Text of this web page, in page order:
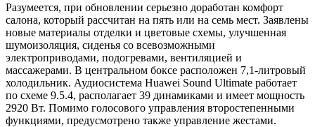
Разумеется, при обновлении серьезно доработан комфорт
салона, который рассчитан на пять или на семь мест. Заявлены
новые материалы отделки и цветовые схемы, улучшенная
шумоизоляция, сиденья со всевозможными
электроприводами, подогревами, вентиляцией и
массажерами. В центральном боксе расположен 7,1-литровый
холодильник. Аудиосистема Huawei Sound Ultimate работает
по схеме 9.5.4, располагает 39 динамиками и имеет мощность
2920 Вт. Помимо голосового управления второстепенными
функциями, предусмотрено также управление жестами.